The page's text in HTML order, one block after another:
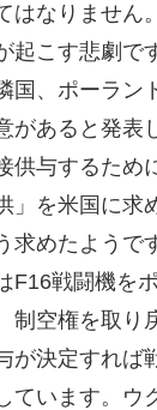
はなりません
起こす悲劇で
国、ポーラン
があると発表
供与するため
」を米国に求
求めたようで
F16戦闘機を
制空権を取り
が決定すれば
ています。ウ